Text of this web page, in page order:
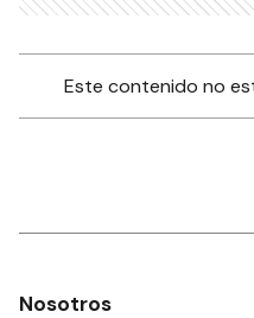
Este contenido no
Nosotros